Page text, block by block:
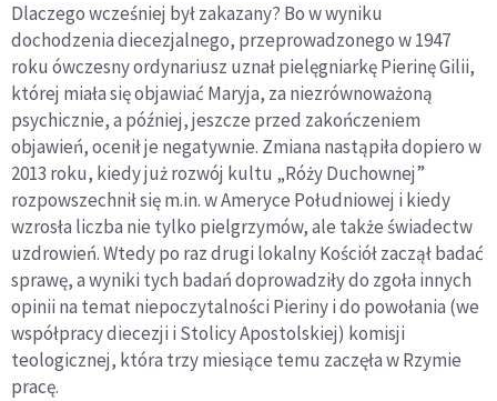
Dlaczego wcześniej był zakazany? Bo w wyniku
dochodzenia diecezjalnego, przeprowadzonego w 1947
roku ówczesny ordynariusz uznał pielęgniarkę Pierinę Gilii,
której miała się objawiać Maryja, za niezrównoważoną
psychicznie, a później, jeszcze przed zakończeniem
objawień, ocenił je negatywnie. Zmiana nastąpiła dopiero w
2013 roku, kiedy już rozwój kultu „Róży Duchownej”
rozpowszechnił się m.in. w Ameryce Południowej i kiedy
wzrosła liczba nie tylko pielgrzymów, ale także świadectw
uzdrowień. Wtedy po raz drugi lokalny Kościół zaczął badać
sprawę, a wyniki tych badań doprowadziły do zgoła innych
opinii na temat niepoczytalności Pieriny i do powołania (we
współpracy diecezji i Stolicy Apostolskiej) komisji
teologicznej, która trzy miesiące temu zaczęła w Rzymie
pracę.